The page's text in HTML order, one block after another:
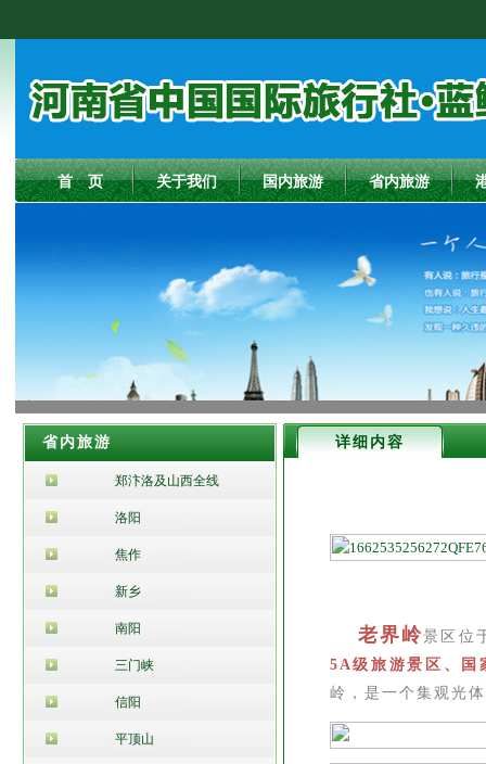
首 页 关于我们 国内旅游 省内旅游
省内旅游
郑汴洛及山西全线
洛阳
焦作
新乡
南阳
三门峡
信阳
平顶山
详细内容
老界岭景区位
5A级旅游景区、国
岭，是一个集观光